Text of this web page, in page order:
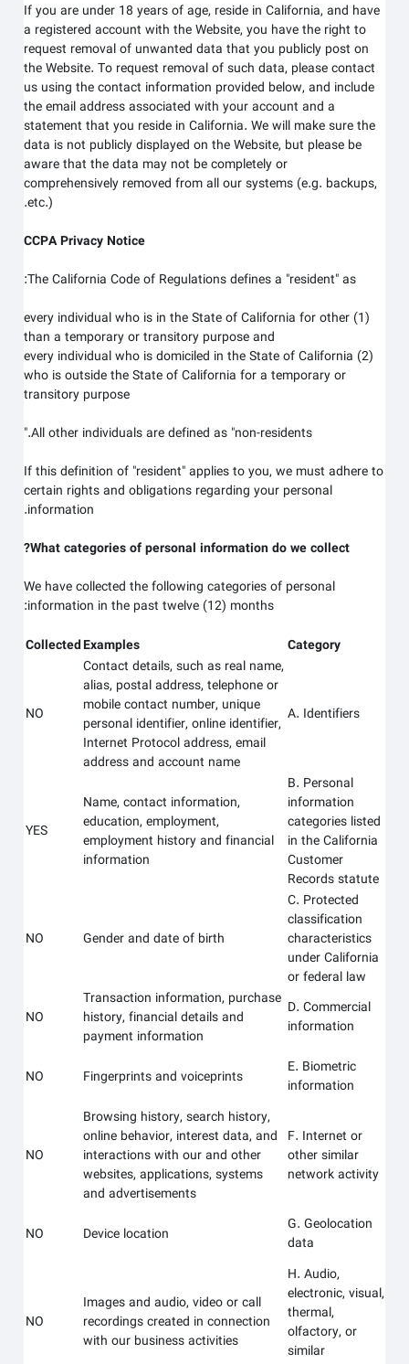
If you are under 18 years of age, reside in California, and have
a registered account withthe Website, you have the right to
request removal of unwanted data that you publicly post on
theWebsite. To request removal of such data, please contact
us using the contact information provided below, and include
the email address associated with your account and a
statement that you reside in California. We will make sure the
data is not publicly displayed on theWebsite, but please be
aware that the data may not be completely or
comprehensively removed from all our systems (e.g. backups,
etc.).
CCPA Privacy Notice
The California Code of Regulations defines a "resident" as:
(1) every individual who is in the State of California for other
than a temporary or transitory purpose and
(2) every individual who is domiciled in the State of California
who is outside the State of California for a temporary or
transitory purpose
All other individuals are defined as "non-residents."
If this definition of "resident" applies to you, we must adhere to
certain rights and obligations regarding your personal
information.
What categories of personal information do we collect?
We have collected the following categories of personal
information in the past twelve (12) months:
Category
Examples
Collected
A. Identifiers
Contact details, such as real name,
alias, postal address, telephone or
mobile contact number, unique
personal identifier, online identifier,
Internet Protocol address, email
address and account name
NO
B. Personal
information
categories listed
in the California
Customer
Records statute
Name, contact information,
education, employment,
employment history and financial
information
YES
C. Protected
classification
characteristics
under California
or federal law
Gender and date of birth
NO
D. Commercial
information
Transaction information, purchase
history, financial details and
payment information
NO
E. Biometric
information
Fingerprints and voiceprints
NO
F. Internet or
other similar
network activity
Browsing history, search history,
online behavior, interest data, and
interactions with our and other
websites, applications, systems
and advertisements
NO
G. Geolocation
data
Device location
NO
H. Audio,
electronic, visual,
thermal,
olfactory, or
similar
Images and audio, video or call
recordings created in connection
with our business activities
NO